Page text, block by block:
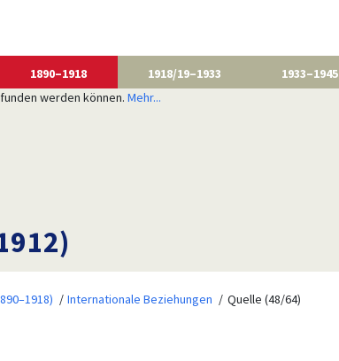
1890–1918 1918/19–1933 1933–1945
werden können. Mehr...
Internationale Beziehungen Quelle (48/64)